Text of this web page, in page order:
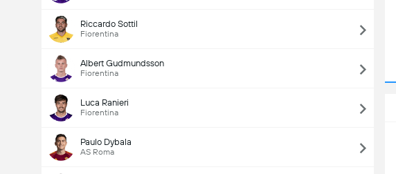
Riccardo Sottil
Fiorentina
Albert Gudmundsson
Fiorentina
Luca Ranieri
Fiorentina
Paulo Dybala
AS Roma